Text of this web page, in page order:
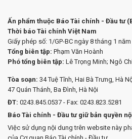
Ấn phẩm thuộc Báo Tài chính - Đầu tư
Thời báo Tài chính Việt Nam
Giấy phép số: 1/GP-BC ngày 8 tháng 1
Tổng biên tập: Phạm Văn Hoành
Phó tổng biên tập: Lê Trọng Minh; Ngô
Tòa soạn: 34 Tuệ Tĩnh, Hai Bà Trưng, Hà
47 Quán Thánh, Ba Đình, Hà Nội
ĐT: 0243.845.0537 - Fax: 0243.823.5281
Báo Tài chính - Đầu tư giữ bản quyền
Việc sử dụng nội dung trên website này